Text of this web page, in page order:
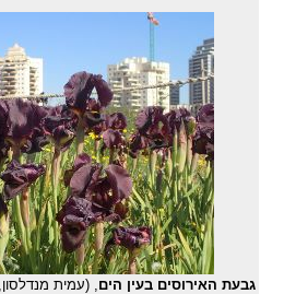
גבעת האירוסים בעין הים , (עמית מנדלסון, 17/2/2016)